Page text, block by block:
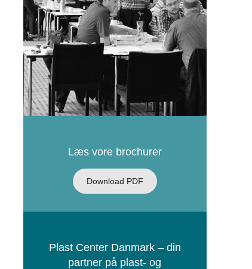
Læs vore brochurer
Download PDF
Plast Center Danmark – din
partner på plast- og